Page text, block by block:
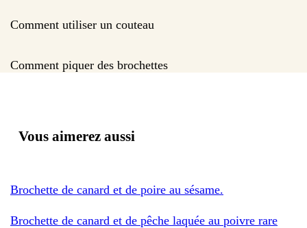
Comment utiliser un couteau
Comment piquer des brochettes
Vous aimerez aussi
Brochette de canard et de poire au sésame.
Brochette de canard et de pêche laquée au poivre rare